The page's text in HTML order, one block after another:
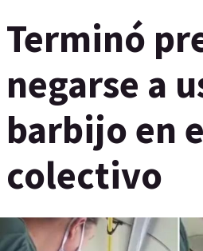
Terminó
negarse a
barbijo en
colectivo